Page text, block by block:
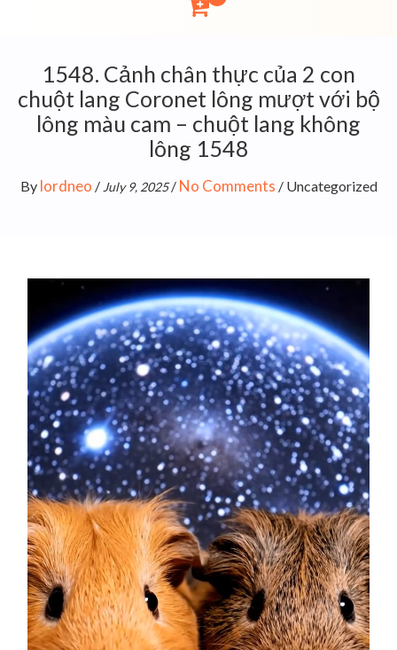
1548. Cảnh chân thực của 2 con
chuột lang Coronet lông mượt với bộ
lông màu cam – chuột lang không
lông 1548
By lordneo / July 9, 2025/ No Comments / Uncategorized